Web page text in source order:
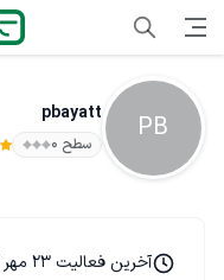
PB
pbayatt
سطح ۰
آخرین فعالیت 23 مهر 1404